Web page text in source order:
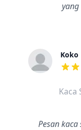
Koko
dari
Kaca
Pesan